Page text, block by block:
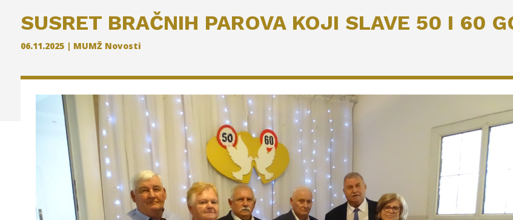
SUSRET BRAČNIH PAROVA KOJI SLAVE 50 I 60
06.11.2025| MUMŽ Novosti